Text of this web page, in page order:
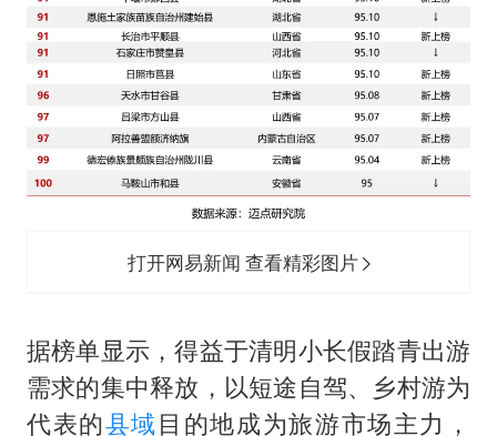
打开网易新闻 查看精彩图片
据榜单显示，得益于清明小长假踏青出游
需求的集中释放，以短途自驾、乡村游为
代表的县域目的地成为旅游市场主力，